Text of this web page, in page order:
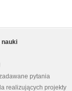
nauki
pytania
realizujących projekty